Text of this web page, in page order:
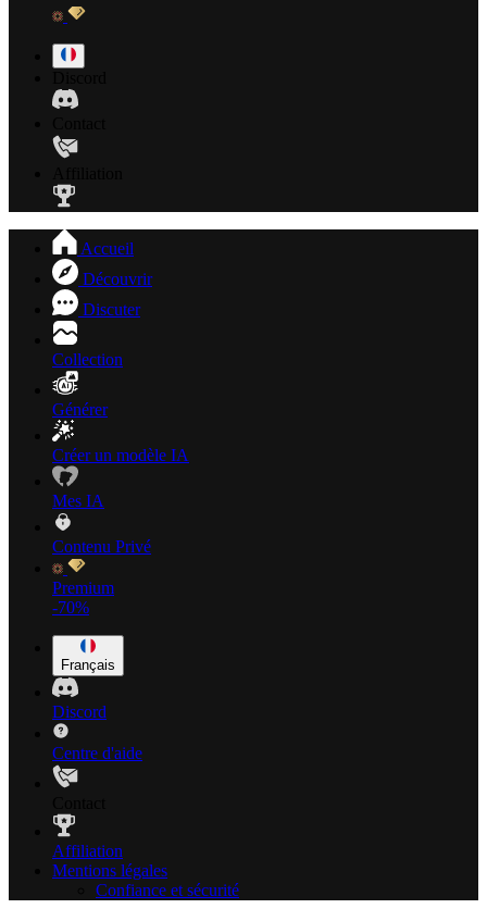
Accueil
Découvrir
Discuter
Collection
Générer
Créer un modèle IA
Mes IA
Contenu Privé
Premium
-70%
Français
Discord
Centre d'aide
Affiliation
Mentions légales
Confiance et sécurité